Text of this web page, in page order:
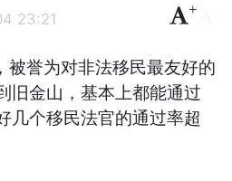
23:21
+
誉为对非法移民最友好的
旧金山，基本上都能通过
几个移民法官的通过率超